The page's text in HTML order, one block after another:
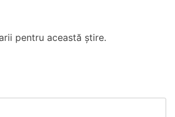
pentru această știre.